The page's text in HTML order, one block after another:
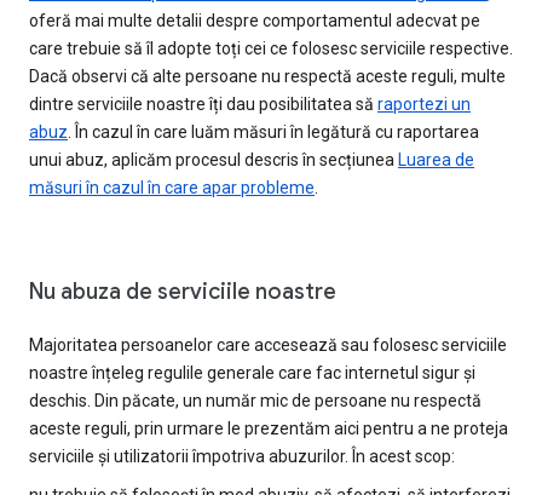
oferă mai multe detalii despre comportamentul adecvat pe
care trebuie să îl adopte toți cei ce folosesc serviciile respective.
Dacă observi că alte persoane nu respectă aceste reguli, multe
dintre serviciile noastre îți dau posibilitatea să raportezi un
abuz. În cazul în care luăm măsuri în legătură cu raportarea
unui abuz, aplicăm procesul descris în secțiunea Luarea de
măsuri în cazul în care apar probleme.
Nu abuza de serviciile noastre
Majoritatea persoanelor care accesează sau folosesc serviciile
noastre înțeleg regulile generale care fac internetul sigur și
deschis. Din păcate, un număr mic de persoane nu respectă
aceste reguli, prin urmare le prezentăm aici pentru a ne proteja
serviciile și utilizatorii împotriva abuzurilor. În acest scop: